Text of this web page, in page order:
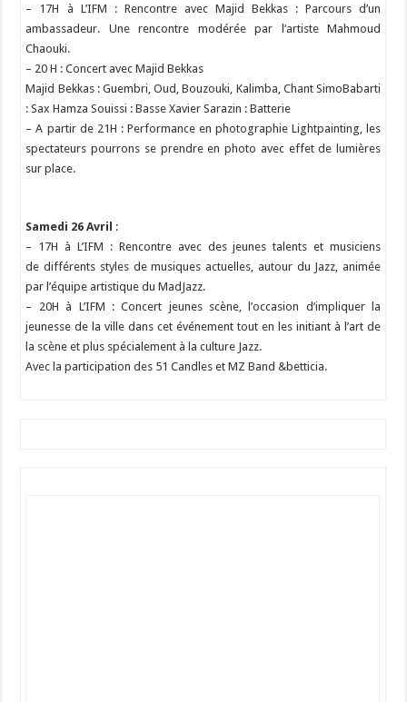
– 17H à L’IFM : Rencontre avec Majid Bekkas : Parcours d’un
ambassadeur. Une rencontre modérée par l’artiste Mahmoud
Chaouki.
– 20 H : Concert avec Majid Bekkas
Majid Bekkas : Guembri, Oud, Bouzouki, Kalimba, Chant SimoBabarti
: Sax Hamza Souissi : Basse Xavier Sarazin : Batterie
– A partir de 21H : Performance en photographie Lightpainting, les
spectateurs pourrons se prendre en photo avec effet de lumières
sur place.
Samedi 26 Avril :
– 17H à L’IFM : Rencontre avec des jeunes talents et musiciens
de différents styles de musiques actuelles, autour du Jazz, animée
par l’équipe artistique du MadJazz.
– 20H à L’IFM : Concert jeunes scène, l’occasion d’impliquer la
jeunesse de la ville dans cet événement tout en les initiant à l’art de
la scène et plus spécialement à la culture Jazz.
Avec la participation des 51 Candles et MZ Band &betticia.